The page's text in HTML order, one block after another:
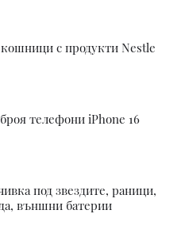
с продукти Nestle
телефони iPhone 16
под звездите, раници,
външни батерии